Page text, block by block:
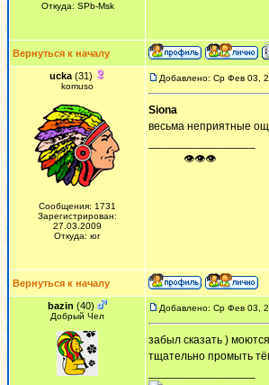
Откуда: SPb-Msk
Вернуться к началу
ucka (31)
komuso
Сообщения: 1731
Зарегистрирован:
27.03.2009
Откуда: юг
Добавлено: Ср Фев 03,
Siona
весьма неприятные
ᅠ ᅠ ᅠ👁👁👁
Вернуться к началу
bazin (40)
Добрый Чел
Добавлено: Ср Фев 03,
забыл сказать )
тщательно промыть